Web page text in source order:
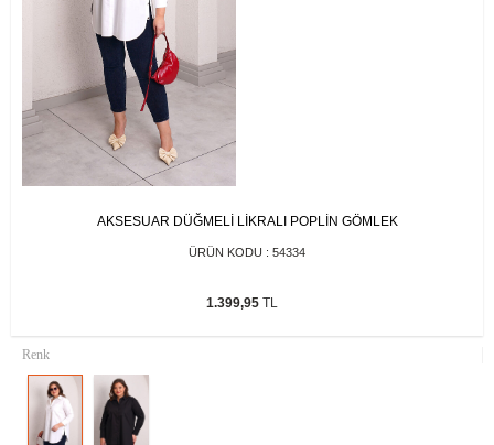
AKSESUAR DÜĞMELİ LİKRALI POPLİN GÖMLEK
ÜRÜN KODU : 54334
1.399,95TL
Renk